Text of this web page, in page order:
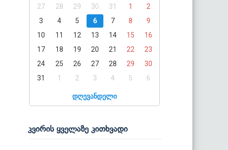
27
28 29 30 31 1
2
3
4 5 6 7 8
9
10
11 12 13 14 15
16
17
18 19 20 21 22
23
24
25 26 27 28 29
30
31
1 2 3 4 5 6
დღევანდელი
კვირის ყველაზე კითხვადი